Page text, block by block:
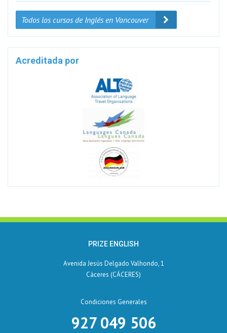
Todos los cursos de Inglés en Vancouver
Acreditada por
PRIZE ENGLISH
Avenida Jesús Delgado Valhondo, 1
Cáceres (CÁCERES)
Condiciones Generales
927 049 506